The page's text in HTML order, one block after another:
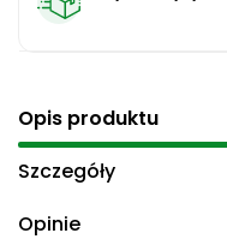
Opis produktu
Szczegóły
Opinie